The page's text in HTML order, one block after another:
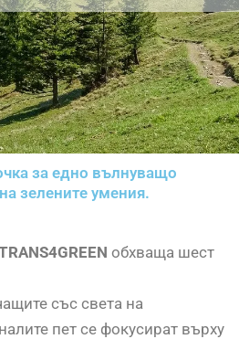
за едно вълнуващо
зелените умения.
обхваща шест
със света на
пет се фокусират върху